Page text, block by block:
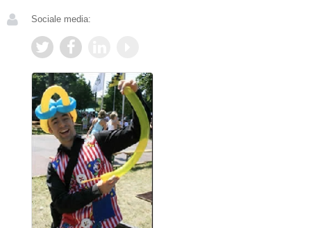
Sociale media: